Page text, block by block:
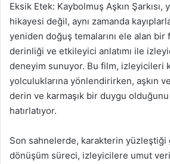
Eksik Etek: Kaybolmuş Aşkın Şarkısı,
hikayesi değil, aynı zamanda
yeniden doğuş temalarını ele alan bir
derinliği ve etkileyici anlatımı ile
deneyim sunuyor. Bu film, izleyicileri
yolculuklarına yönlendirirken, aşkın
derin ve karmaşık bir duygu
hatırlatıyor.
Son sahnelerde, karakterin
dönüşüm süreci, izleyicilere umut